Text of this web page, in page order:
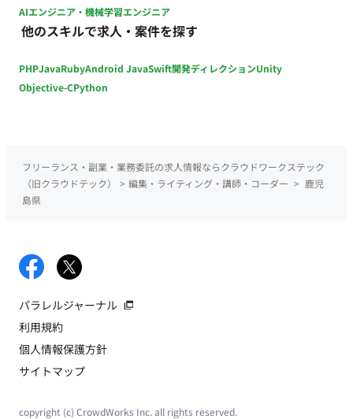
AIエンジニア・機械学習エンジニア
他のスキルで求人・案件を探す
PHPJavaRubyAndroid JavaSwift開発ディレクションUnity
Objective-CPython
フリーランス・副業・業務委託の求人情報ならクラウドワークステック
（旧クラウドテック）
> 編集・ライティング・講師・コーダー > 鹿児
島県
パラレルジャーナル
利用規約
個人情報保護方針
サイトマップ
copyright (c) CrowdWorks Inc. all rights reserved.